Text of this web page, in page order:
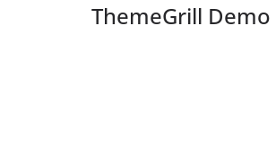
ThemeGrill Demo